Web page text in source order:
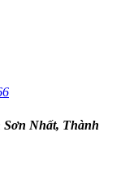
Sơn Nhất, Thành